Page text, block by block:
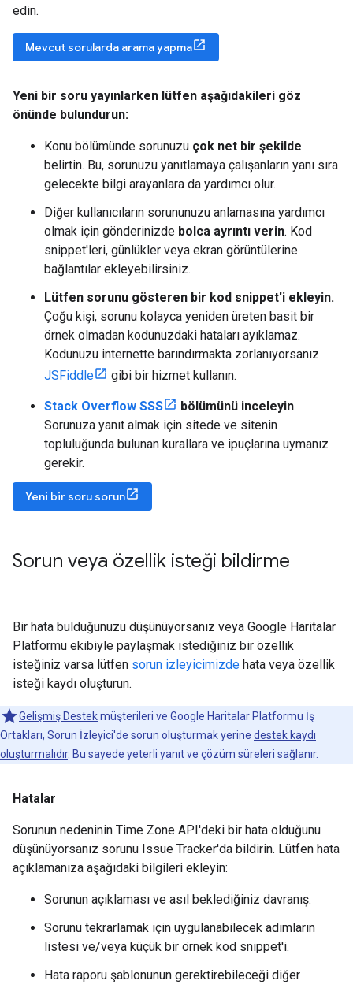
edin.
Mevcut sorularda arama yapma
Yeni bir soru yayınlarken lütfen aşağıdakileri göz
önünde bulundurun:
Konu bölümünde sorunuzu çok net bir şekilde
belirtin. Bu, sorunuzu yanıtlamaya çalışanların yanı sıra
gelecekte bilgi arayanlara da yardımcı olur.
Diğer kullanıcıların sorununuzu anlamasına yardımcı
olmak için gönderinizde bolca ayrıntı verin. Kod
snippet'leri, günlükler veya ekran görüntülerine
bağlantılar ekleyebilirsiniz.
Lütfen sorunu gösteren bir kod snippet'i ekleyin.
Çoğu kişi, sorunu kolayca yeniden üreten basit bir
örnek olmadan kodunuzdaki hataları ayıklamaz.
Kodunuzu internette barındırmakta zorlanıyorsanız
JSFiddle
gibi bir hizmet kullanın.
Stack Overflow SSS bölümünü inceleyin.
Sorunuza yanıt almak için sitede ve sitenin
topluluğunda bulunan kurallara ve ipuçlarına uymanız
gerekir.
Yeni bir soru sorun
Sorun veya özellik isteği bildirme
Bir hata bulduğunuzu düşünüyorsanız veya Google Haritalar
Platformu ekibiyle paylaşmak istediğiniz bir özellik
isteğiniz varsa lütfen sorun izleyicimizde hata veya özellik
isteği kaydı oluşturun.
Gelişmiş Destekmüşterileri ve Google Haritalar Platformu İş
Ortakları, Sorun İzleyici'de sorun oluşturmak yerine destek kaydı
oluşturmalıdır. Bu sayede yeterli yanıt ve çözüm süreleri sağlanır.
Hatalar
Sorunun nedeninin Time Zone API'deki bir hata olduğunu
düşünüyorsanız sorunu Issue Tracker'da bildirin. Lütfen hata
açıklamanıza aşağıdaki bilgileri ekleyin:
Sorunun açıklaması ve asıl beklediğiniz davranış.
Sorunu tekrarlamak için uygulanabilecek adımların
listesi ve/veya küçük bir örnek kod snippet'i.
Hata raporu şablonunun gerektirebileceği diğer